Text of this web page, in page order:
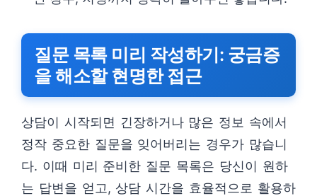
질문 목록 미리 작성하기: 궁금증
을 해소할 현명한 접근
상담이 시작되면 긴장하거나 많은 정보 속에서
정작 중요한 질문을 잊어버리는 경우가 많습니
다. 이때 미리 준비한 질문 목록은 당신이 원하
는 답변을 얻고, 상담 시간을 효율적으로 활용하